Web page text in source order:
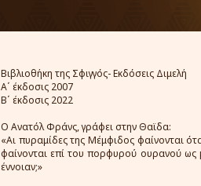
Βιβλιοθήκη της Σφιγγός- Εκδόσεις Διμελή
Α΄ έκδοσις 2007
Β΄ έκδοσις 2022
Ο Ανατόλ Φράνς, γράφει στην Θαϊδα:
«Αι πυραμίδες της Μέμφιδος φαίνονται
φαίνονται επί του πορφυρού ουρανού ως
έννοιαν;»